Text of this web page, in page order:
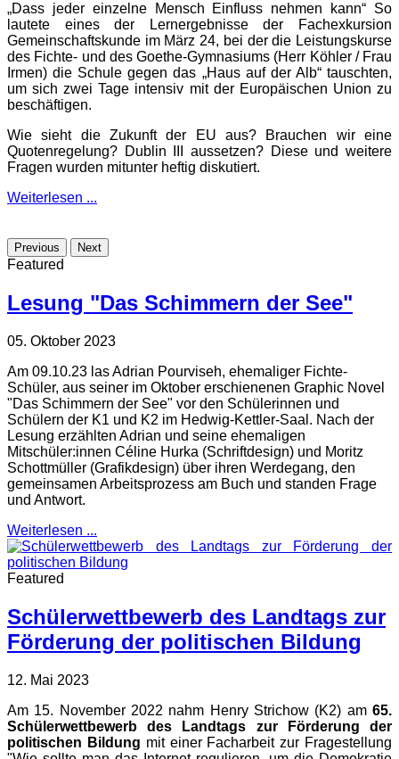
„Dass jeder einzelne Mensch Einfluss nehmen kann“ So
lautete eines der Lernergebnisse der Fachexkursion
Gemeinschaftskunde im März 24, bei der die Leistungskurse
des Fichte- und des Goethe-Gymnasiums (Herr Köhler / Frau
Irmen) die Schule gegen das „Haus auf der Alb“ tauschten,
um sich zwei Tage intensiv mit der Europäischen Union zu
beschäftigen.
Wie sieht die Zukunft der EU aus? Brauchen wir eine
Quotenregelung? Dublin III aussetzen? Diese und weitere
Fragen wurden mitunter heftig diskutiert.
Weiterlesen ...
Previous Next
Featured
Lesung "Das Schimmern der See"
05. Oktober 2023
Am 09.10.23 las Adrian Pourviseh, ehemaliger Fichte-
Schüler, aus seiner im Oktober erschienenen Graphic Novel
"Das Schimmern der See" vor den Schülerinnen und
Schülern der K1 und K2 im Hedwig-Kettler-Saal. Nach der
Lesung erzählten Adrian und seine ehemaligen
Mitschüler:innen Céline Hurka (Schriftdesign) und Moritz
Schottmüller (Grafikdesign) über ihren Werdegang, den
gemeinsamen Arbeitsprozess am Buch und standen Frage
und Antwort.
Weiterlesen ...
Featured
Schülerwettbewerb des Landtags zur
Förderung der politischen Bildung
12. Mai 2023
Am 15. November 2022 nahm Henry Strichow (K2) am 65.
Schülerwettbewerb des Landtags zur Förderung der
politischen Bildung mit einer Facharbeit zur Fragestellung